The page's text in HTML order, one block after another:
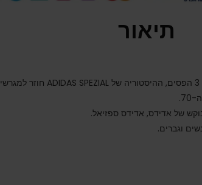
תיאור
הסגנון הקלאסי האולטימטיבי בן 3 הפסים, ההיסטוריה של ADIDAS SPEZIAL חוזר למגרשי
של אדידס, אדידס ספזיאל.
וגברים.